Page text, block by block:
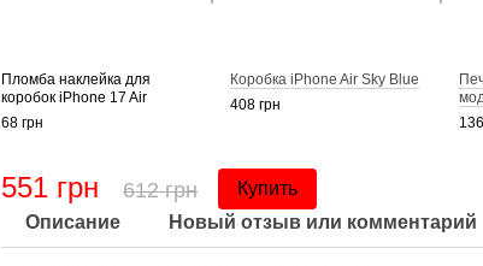
Пломба наклейка для
коробок iPhone 17 Air
68 грн
Коробка iPhone Air Sky Blue
408 грн
551 грн 612 грн Купить
Описание Новый отзыв или комментарий